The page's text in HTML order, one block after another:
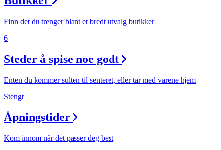
Gavekort
Finn det du trenger blant et bredt utvalg butikker
6
Steder å spise noe godt
Enten du kommer sulten til senteret, eller tar med varene hjem
Stengt
Åpningstider
Kom innom når det passer deg best